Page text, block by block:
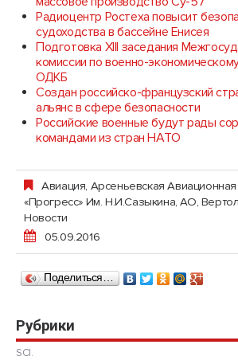
Радиоцентр Ростеха повысит
судоходства в бассейне Енисея
Подготовка XIII заседания
комиссии по военно-
ОДКБ
Создан российско-французский
альянс в сфере безопасности
Российские военные будут рады
командами из стран НАТО
Авиация, Арсеньевская
«Прогресс» Им. Н.И.Сазыкина, АО,
Новости
05.09.2016
Поделиться…
Рубрики
SCI.